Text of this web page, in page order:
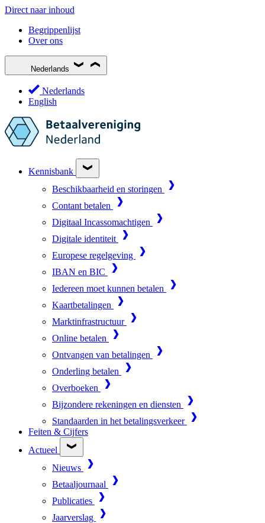
Direct naar inhoud
Begrippenlijst
Over ons
Nederlands
Nederlands
English
Kennisbank
Beschikbaarheid en storingen
Contant betalen
Digitaal Incassomachtigen
Digitale identiteit
Europese regelgeving
IBAN en BIC
Iedereen moet kunnen betalen
Kaartbetalingen
Marktinfrastructuur
Online betalen
Ontvangen van betalingen
Onderling betalen
Overboeken
Bijzondere rekeningen en diensten
Standaarden in het betalingsverkeer
Feiten & Cijfers
Actueel
Nieuws
Betaaljournaal
Publicaties
Jaarverslag